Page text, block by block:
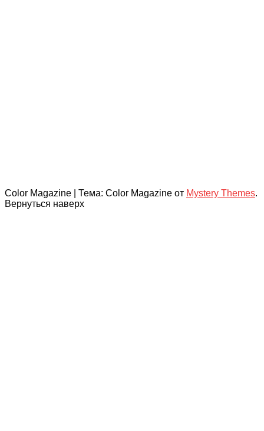
Color Magazine Тема: Color Magazine от Mystery Themes.
Вернуться наверх